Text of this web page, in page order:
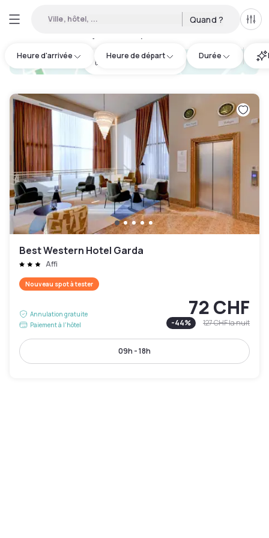
Ville, hôtel, ... Quand ?
Heure d'arrivée Heure de départ Durée
hotel.cta.view_map
Best Western Hotel Garda
Affi
Nouveau spot à tester
Annulation gratuite
Paiement à l'hôtel
72 CHF
-44% 127 CHFla nuit
09h - 18h